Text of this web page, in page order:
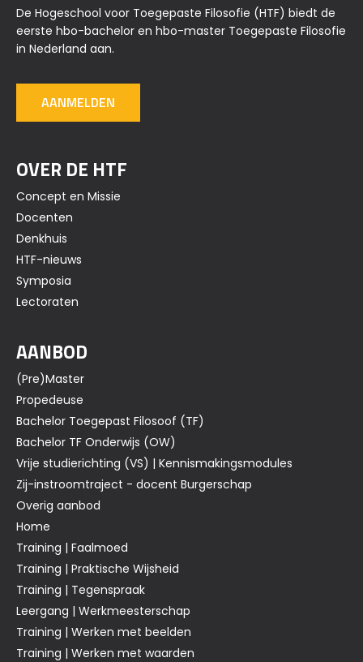
De Hogeschool voor Toegepaste Filosofie (HTF) biedt de
eerste hbo-bachelor en hbo-master Toegepaste Filosofie
in Nederland aan.
AANMELDEN
OVER DE HTF
Concept en Missie
Docenten
Denkhuis
HTF-nieuws
Symposia
Lectoraten
AANBOD
(Pre)Master
Propedeuse
Bachelor Toegepast Filosoof (TF)
Bachelor TF Onderwijs (OW)
Vrije studierichting (VS) | Kennismakingsmodules
Zij-instroomtraject - docent Burgerschap
Overig aanbod
Home
Training | Faalmoed
Training | Praktische Wijsheid
Training | Tegenspraak
Leergang | Werkmeesterschap
Training | Werken met beelden
Training | Werken met waarden